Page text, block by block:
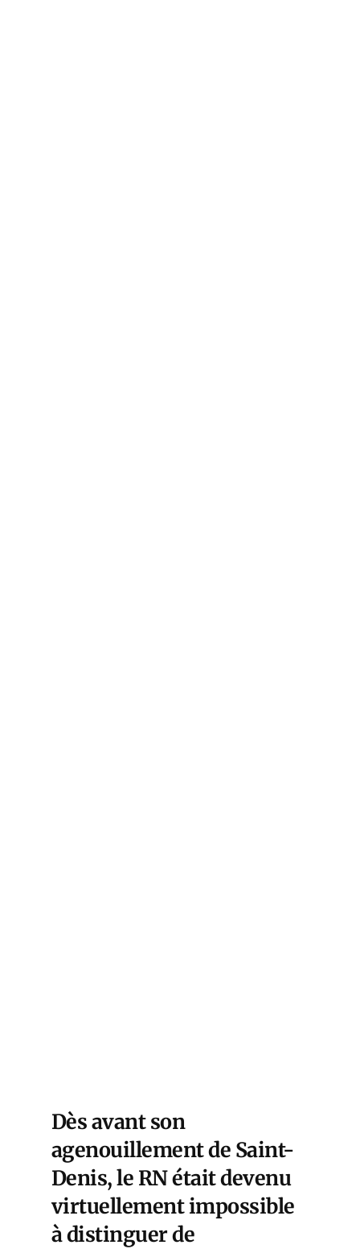
Dès avant son
agenouillement de Saint-
Denis, le RN était devenu
virtuellement impossible
à distinguer de